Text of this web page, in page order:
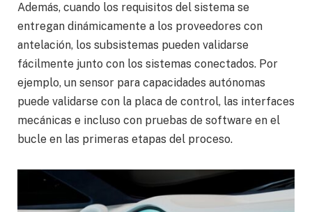
Además, cuando los requisitos del sistema se
entregan dinámicamente a los proveedores con
antelación, los subsistemas pueden validarse
fácilmente junto con los sistemas conectados. Por
ejemplo, un sensor para capacidades autónomas
puede validarse con la placa de control, las interfaces
mecánicas e incluso con pruebas de software en el
bucle en las primeras etapas del proceso.